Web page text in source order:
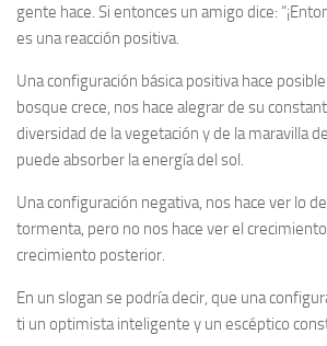
gente hace. Si entonces un amigo dice:
es una reacción positiva.
Unaconfiguración básica positivahace
bosque crece, nos hace alegrar de su
diversidad de la vegetación y de la maravilla
puede absorber la energía del sol.
Una configuración negativa, nos hace ver lo
tormenta, pero no nos hace ver el
crecimiento posterior.
En un slogan se podría decir, que una
ti un optimista inteligente y un escéptico